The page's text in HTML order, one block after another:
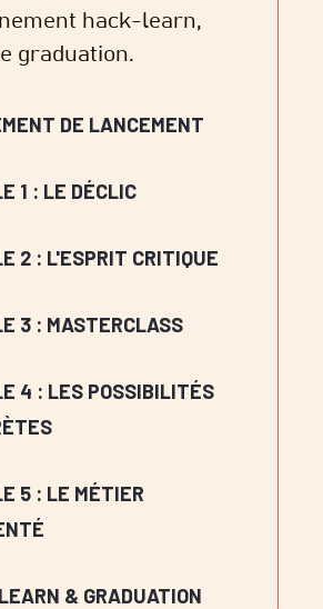
hack-learn,
graduation.
DE LANCEMENT
1 : LE DÉCLIC
2 : L'ESPRIT CRITIQUE
3 : MASTERCLASS
4 : LES POSSIBILITÉS
5 : LE MÉTIER
& GRADUATION